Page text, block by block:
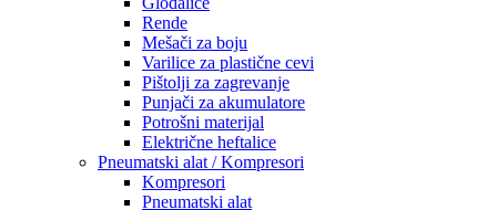
Rende
Mešači za boju
Varilice za plastične cevi
Pištolji za zagrevanje
Punjači za akumulatore
Potrošni materijal
Električne heftalice
Pneumatski alat / Kompresori
Kompresori
Pneumatski alat